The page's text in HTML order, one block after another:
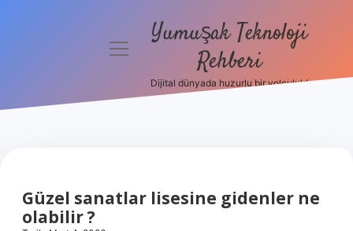
Hakkımızda
menüyüYumuşak Teknoloji
Rehberi
Dijital dünyada huzurlu bir yolculuk!
Güzel sanatlar lisesine gidenler ne
olabilir ?